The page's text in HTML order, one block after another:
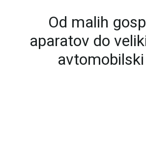
Od malih
aparatov do